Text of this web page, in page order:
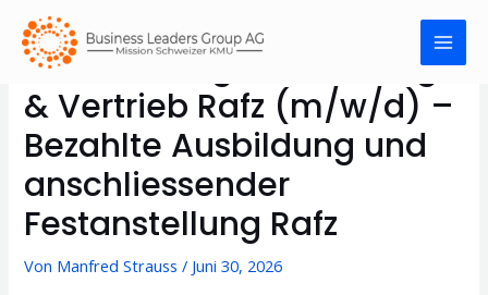
Quereinsteiger Marketing
& Vertrieb Rafz (m/w/d) –
Bezahlte Ausbildung und
anschliessender
Festanstellung Rafz
Von Manfred Strauss/ Juni 30, 2026